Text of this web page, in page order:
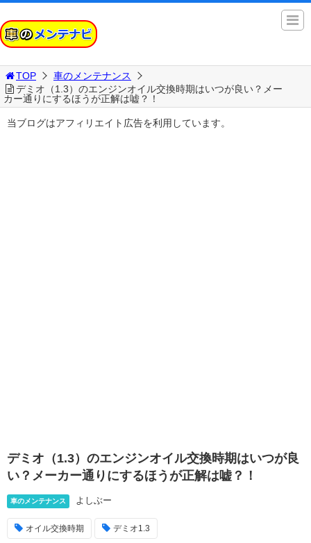
TOP
車のメンテナンス
デミオ（1.3）のエンジンオイル交換時期はいつが良い？メー
カー通りにするほうが正解は嘘？！
当ブログはアフィリエイト広告を利用しています。
デミオ（1.3）のエンジンオイル交換時期はいつが良
い？メーカー通りにするほうが正解は嘘？！
車のメンテナンス よしぶー
オイル交換時期 デミオ1.3